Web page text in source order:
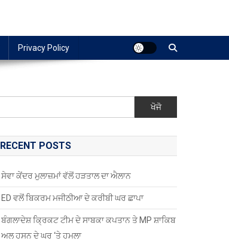
Privacy Policy
ਖੋਜੋ
RECENT POSTS
ਸੇਵਾ ਕੇਂਦਰ ਮੁਲਾਜ਼ਮਾਂ ਵੱਲੋਂ ਹੜਤਾਲ ਦਾ ਐਲਾਨ
ED ਵਲੋਂ ਬਿਕਰਮ ਮਜੀਠੀਆ ਦੇ ਕਰੀਬੀ ਘਰ ਛਾਪਾ
ਬੰਗਲਾਦੇਸ਼ ਕ੍ਰਿਕਟ ਟੀਮ ਦੇ ਸਾਬਕਾ ਕਪਤਾਨ ਤੇ MP ਸ਼ਾਕਿਬ
ਅਲ ਹਸਨ ਦੇ ਘਰ ‘ਤੇ ਹਮਲਾ